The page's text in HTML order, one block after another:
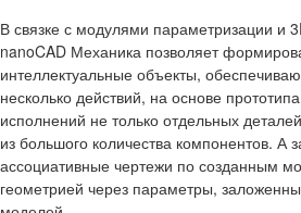
В связке с модулями параметризации и
nanoCAD Механика позволяет
интеллектуальные объекты,
несколько действий, на основе
исполнений не только отдельных
из большого количества компонентов. А
ассоциативные чертежи по созданным
геометрией через параметры,